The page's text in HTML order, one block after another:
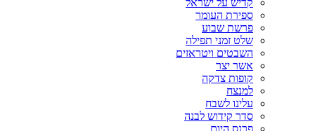
קדיש על ישראל
ספירת העומר
פרשת שבוע
שלט זמני תפילה
השבטים ויטראזים
אשר יצר
קופות צדקה
למנצח
עלינו לשבח
סדר קידוש לבנה
פרנס היום